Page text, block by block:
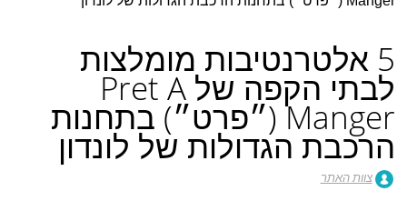
5 אלטרנטיבות מומלצות
לבתי הקפה של Pret A
Manger (״פרט״) בתחנות
הרכבת הגדולות של לונדון
צוות האתר